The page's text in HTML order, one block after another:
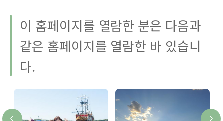
이 홈페이지를 열람한 분은 다음과
같은 홈페이지를 열람한 바 있습니
다.